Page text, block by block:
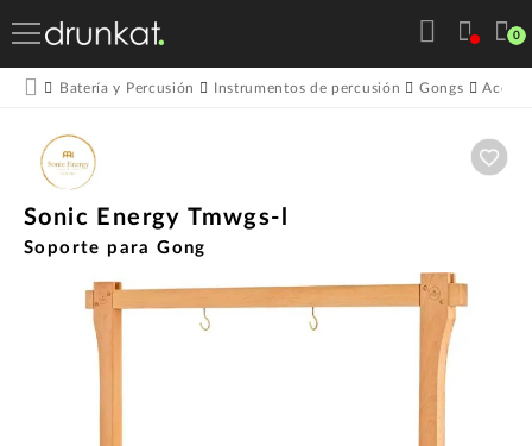
0
Batería y Percusión Instrumentos de percusión Gongs
Sonic Energy Tmwgs-l
Soporte para Gong